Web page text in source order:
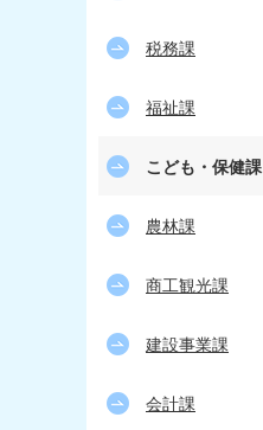
税務課
福祉課
こども・保健課
農林課
商工観光課
建設事業課
会計課